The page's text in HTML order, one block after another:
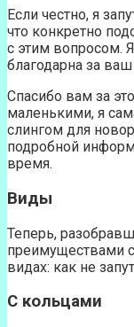
Если честно, я
что конкретно
с этим вопросом.
благодарна за ваш
Спасибо вам за
маленькими, я
слингом для
подробной
время.
Виды
Теперь,
преимуществами
видах: как не
С кольцами